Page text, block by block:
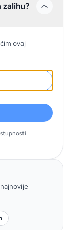
ovaj